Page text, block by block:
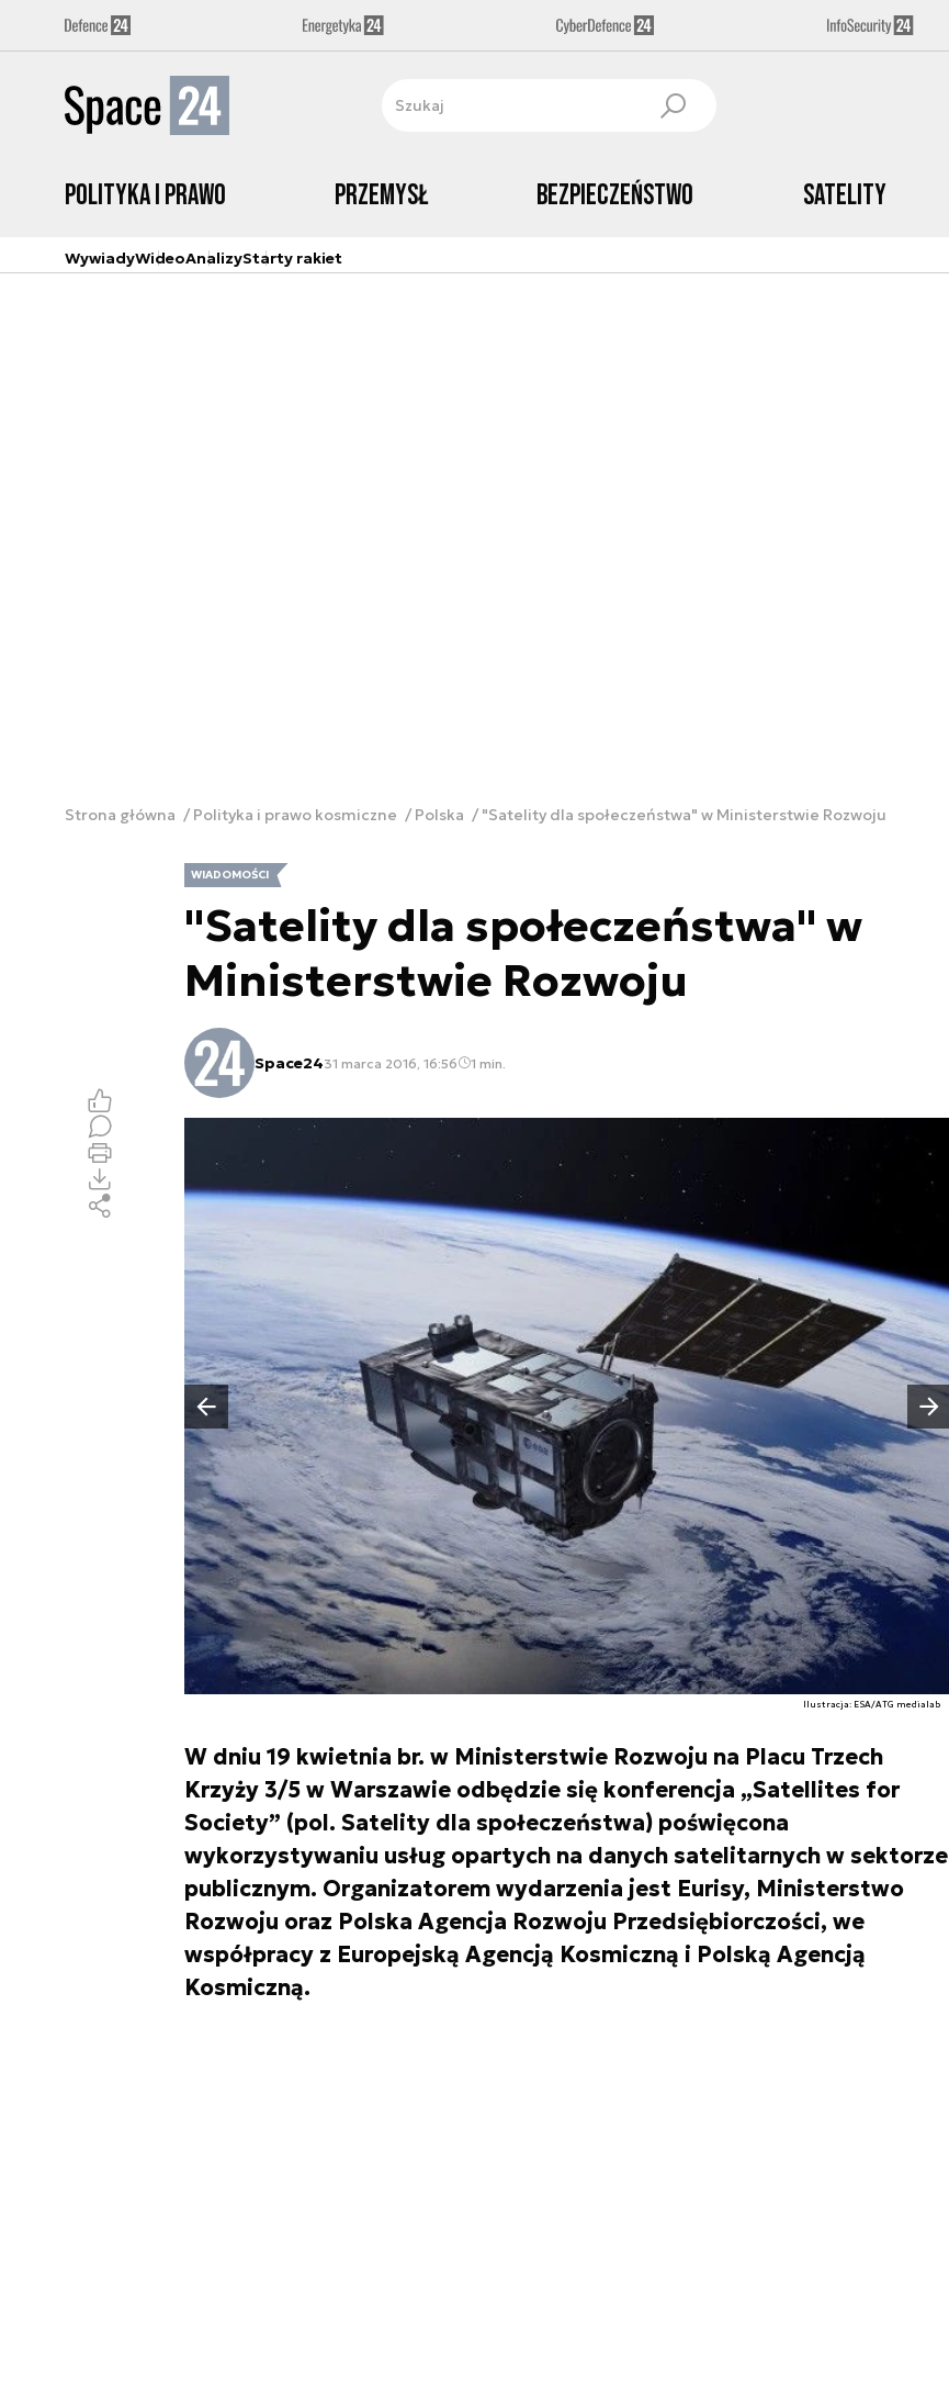
Polityka i prawo Przemysł Bezpieczeństwo Satelity
WywiadyWideoAnalizyStarty rakiet
Strona główna Polityka i prawo kosmiczne Polska "Satelity dla społeczeństwa" w Ministerstwie Rozwoju
WIADOMOŚCI
"Satelity dla społeczeństwa" w
Ministerstwie Rozwoju
Space2431 marca 2016, 16:56 1 min.
Ilustracja: ESA/ATG medialab
Poprzedni slajd
Następny slajd
W dniu 19 kwietnia br. w Ministerstwie Rozwoju na Placu Trzech
Krzyży 3/5 w Warszawie odbędzie się konferencja „Satellites for
Society” (pol. Satelity dla społeczeństwa) poświęcona
wykorzystywaniu usług opartych na danych satelitarnych w sektorze
publicznym. Organizatorem wydarzenia jest Eurisy, Ministerstwo
Rozwoju oraz Polska Agencja Rozwoju Przedsiębiorczości, we
współpracy z Europejską Agencją Kosmiczną i Polską Agencją
Kosmiczną.